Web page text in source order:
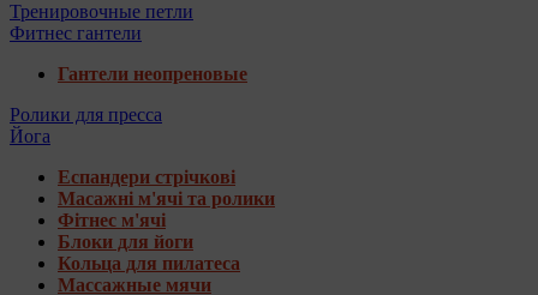
Тренировочные петли
Фитнес гантели
Гантели неопреновые
Ролики для пресса
Йога
Еспандери стрічкові
Масажні м'ячі та ролики
Фітнес м'ячі
Блоки для йоги
Кольца для пилатеса
Массажные мячи